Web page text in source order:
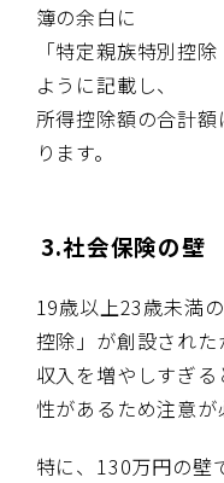
簿の余白に
「特定親族特別控除
ように記載し、
所得控除額の合計
ります。
3.社会保険の壁
19歳以上23歳未満
控除」が創設された
収入を増やしすぎ
性があるため注意が
特に、 130万円の壁